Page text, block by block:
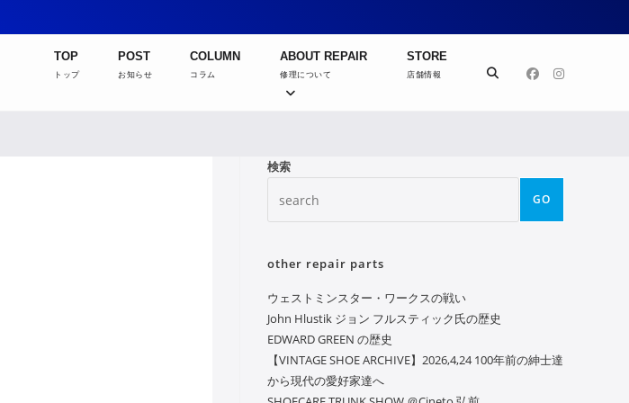
TOP
トップ
POST
お知らせ
COLUMN
コラム
ABOUT REPAIR
修理について
STORE
店舗情報
検索
GO
other repair parts
ウェストミンスター・ワークスの戦い
John Hlustik ジョン フルスティック氏の歴史
EDWARD GREEN の歴史
【VINTAGE SHOE ARCHIVE】2026,4,24 100年前の紳士達
から現代の愛好家達へ